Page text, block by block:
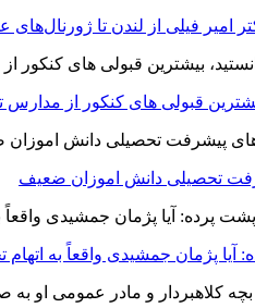
فیلی از لندن تا ژورنال‌های
بیشترین قبولی های کنکور از
تحصیلی دانش اموزان ضعیف
آیا پژمان جمشیدی واقعاً به